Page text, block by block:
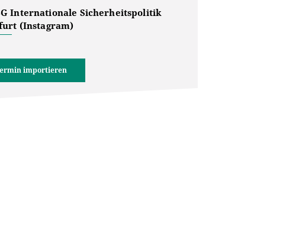
Internationale Sicherheitspolitik
(Instagram)
importieren